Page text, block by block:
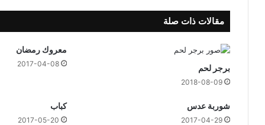
مقالات ذات صلة
برجر لحم
2018-08-09
معروك رمضان
2017-04-08
شوربة عدس
2017-04-29
كباب
2017-05-20